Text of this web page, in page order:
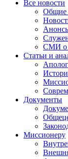
Все новости
Общие
СМИ о
Статьи и
Документы
Миссионеру